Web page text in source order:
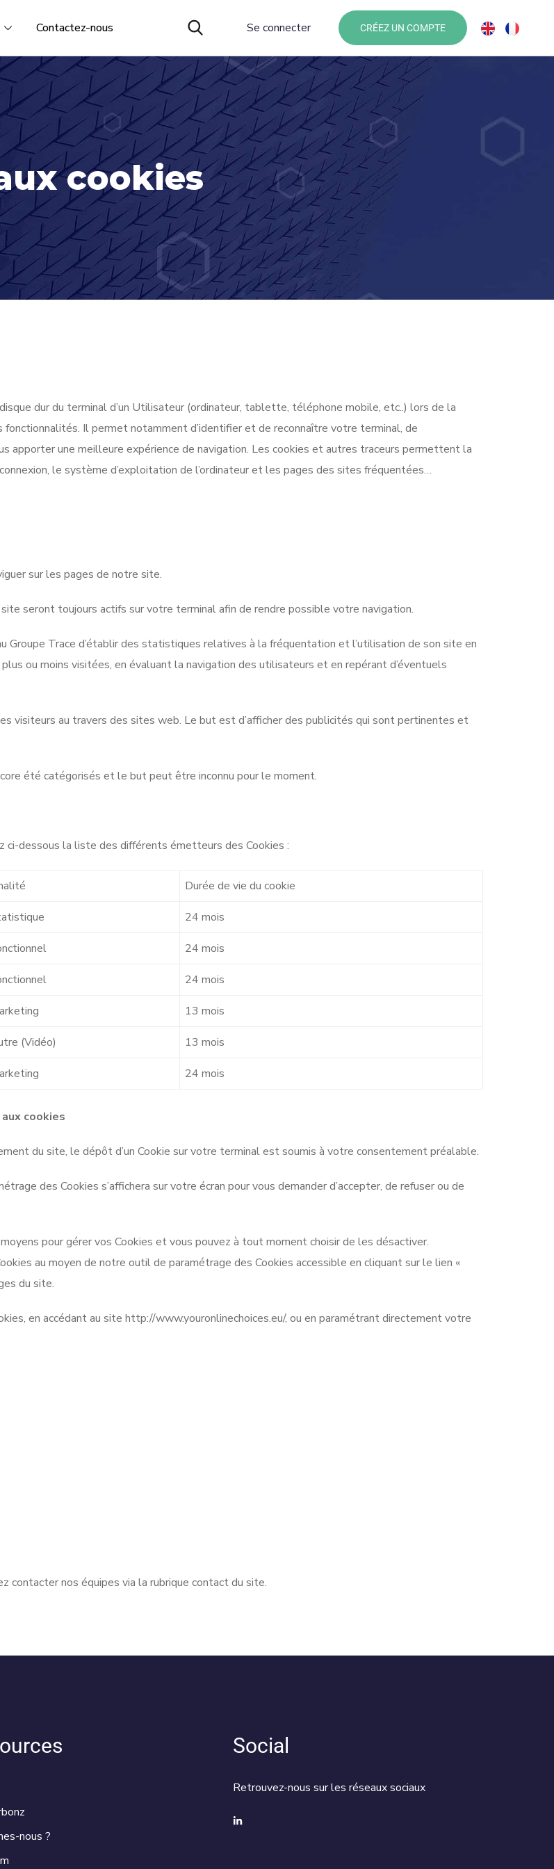
Contactez-nous Se connecter CRÉEZ UN COMPTE
cookies
dur du terminal d’un Utilisateur (ordinateur, tablette, téléphone mobile, etc..) lors de la
Il permet notamment d’identifier et de reconnaître votre terminal, de
apporter une meilleure expérience de navigation. Les cookies et autres traceurs permettent la
le système d’exploitation de l’ordinateur et les pages des sites fréquentées…
sur les pages de notre site.
seront toujours actifs sur votre terminal afin de rendre possible votre navigation.
Groupe Trace d’établir des statistiques relatives à la fréquentation et l’utilisation de son site en
ou moins visitées, en évaluant la navigation des utilisateurs et en repérant d’éventuels
visiteurs au travers des sites web. Le but est d’afficher des publicités qui sont pertinentes et
été catégorisés et le but peut être inconnu pour le moment.
dessous la liste des différents émetteurs des Cookies :
Durée de vie du cookie
24 mois
24 mois
24 mois
13 mois
(Vidéo) 13 mois
24 mois
cookies
du site, le dépôt d’un Cookie sur votre terminal est soumis à votre consentement préalable.
des Cookies s’affichera sur votre écran pour vous demander d’accepter, de refuser ou de
pour gérer vos Cookies et vous pouvez à tout moment choisir de les désactiver.
au moyen de notre outil de paramétrage des Cookies accessible en cliquant sur le lien «
du site.
en accédant au site http://www.youronlinechoices.eu/, ou en paramétrant directement votre
nos équipes via la rubrique contact du site.
nous ?
Social
Retrouvez-nous sur les réseaux sociaux